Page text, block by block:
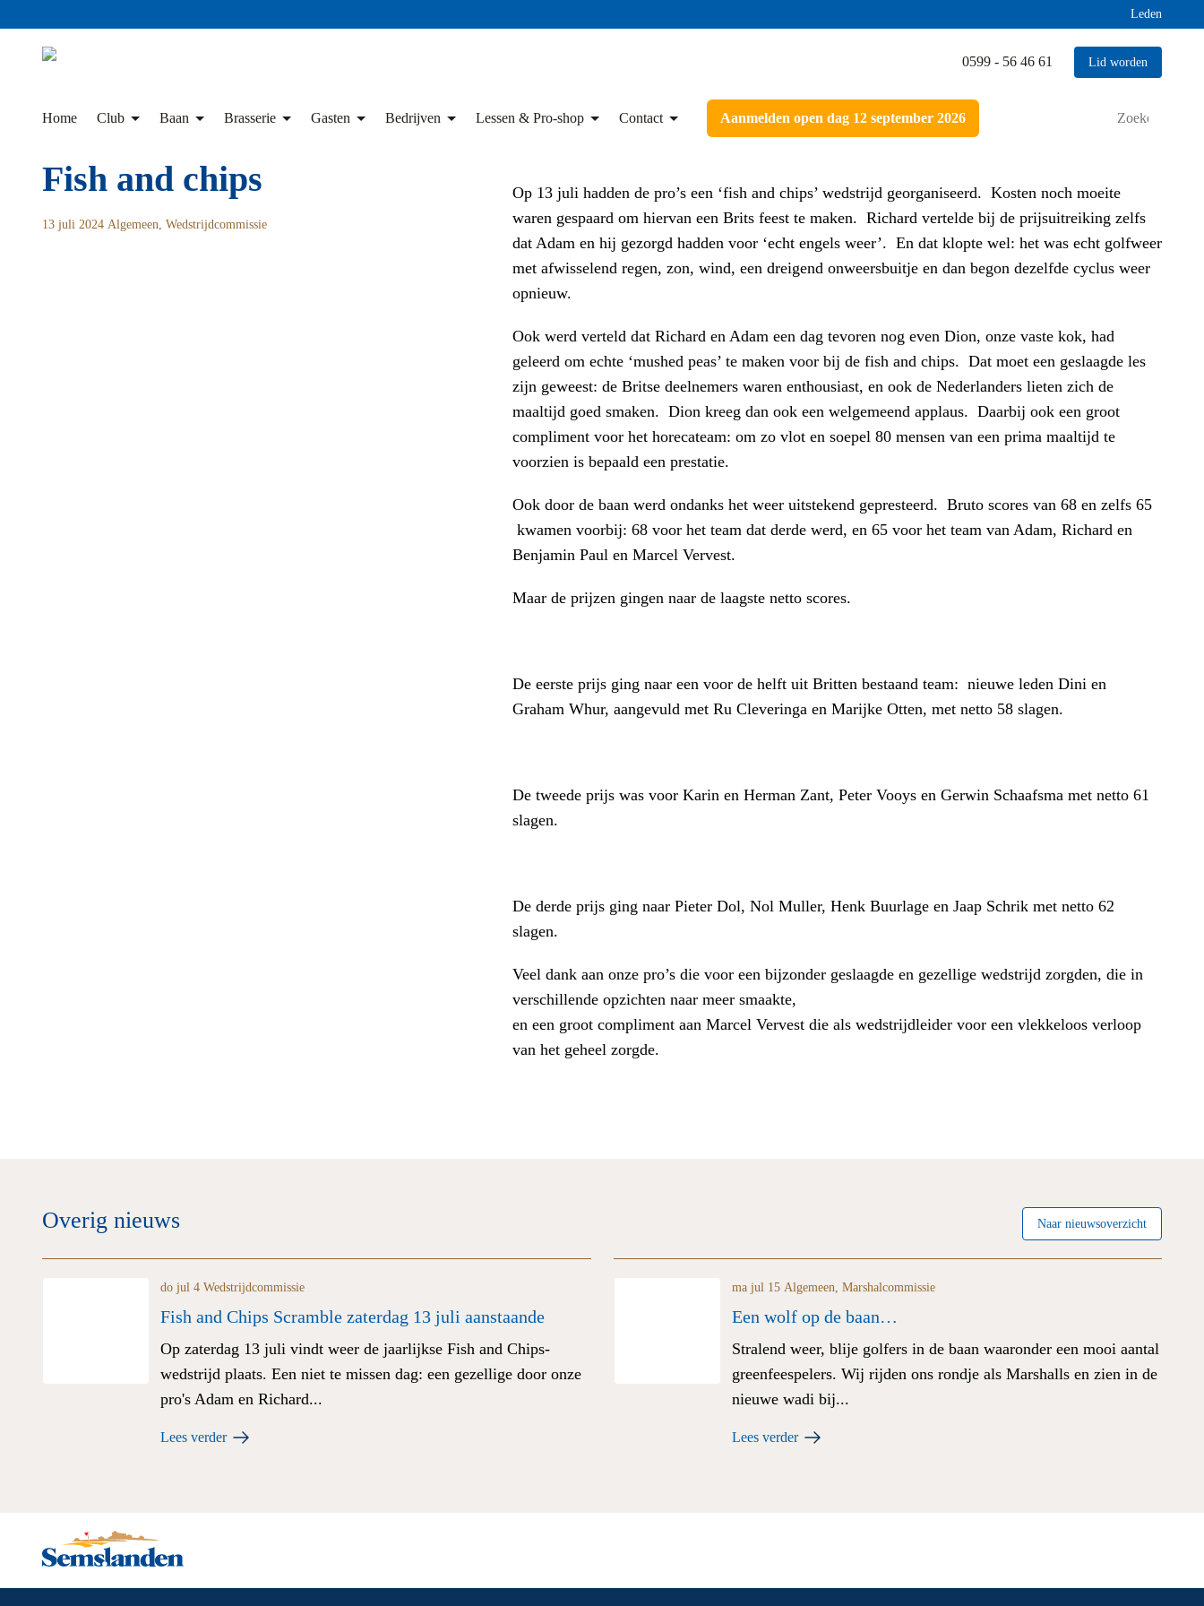
Leden
0599 - 56 46 61 Lid worden
Home Club Baan Brasserie Gasten Bedrijven Lessen & Pro-shop Contact Aanmelden open dag 12 september 2026
Fish and chips
13 juli 2024 Algemeen, Wedstrijdcommissie
Op 13 juli hadden de pro’s een ‘fish and chips’ wedstrijd georganiseerd. Kosten noch moeite
waren gespaard om hiervan een Brits feest te maken. Richard vertelde bij de prijsuitreiking zelfs
dat Adam en hij gezorgd hadden voor ‘echt engels weer’. En dat klopte wel: het was echt golfweer
met afwisselend regen, zon, wind, een dreigend onweersbuitje en dan begon dezelfde cyclus weer
opnieuw.
Ook werd verteld dat Richard en Adam een dag tevoren nog even Dion, onze vaste kok, had
geleerd om echte ‘mushed peas’ te maken voor bij de fish and chips. Dat moet een geslaagde les
zijn geweest: de Britse deelnemers waren enthousiast, en ook de Nederlanders lieten zich de
maaltijd goed smaken. Dion kreeg dan ook een welgemeend applaus. Daarbij ook een groot
compliment voor het horecateam: om zo vlot en soepel 80 mensen van een prima maaltijd te
voorzien is bepaald een prestatie.
Ook door de baan werd ondanks het weer uitstekend gepresteerd. Bruto scores van 68 en zelfs 65
kwamen voorbij: 68 voor het team dat derde werd, en 65 voor het team van Adam, Richard en
Benjamin Paul en Marcel Vervest.
Maar de prijzen gingen naar de laagste netto scores.
De eerste prijs ging naar een voor de helft uit Britten bestaand team: nieuwe leden Dini en
Graham Whur, aangevuld met Ru Cleveringa en Marijke Otten, met netto 58 slagen.
De tweede prijs was voor Karin en Herman Zant, Peter Vooys en Gerwin Schaafsma met netto 61
slagen.
De derde prijs ging naar Pieter Dol, Nol Muller, Henk Buurlage en Jaap Schrik met netto 62
slagen.
Veel dank aan onze pro’s die voor een bijzonder geslaagde en gezellige wedstrijd zorgden, die in
verschillende opzichten naar meer smaakte,
en een groot compliment aan Marcel Vervest die als wedstrijdleider voor een vlekkeloos verloop
van het geheel zorgde.
Overig nieuws Naar nieuwsoverzicht
do jul 4Wedstrijdcommissie
Fish and Chips Scramble zaterdag 13 juli aanstaande
Op zaterdag 13 juli vindt weer de jaarlijkse Fish and Chips-
wedstrijd plaats. Een niet te missen dag: een gezellige door onze
pro's Adam en Richard...
Lees verder
ma jul 15 Algemeen Marshalcommissie
Een wolf op de baan…
Stralend weer, blije golfers in de baan waaronder een mooi aantal
greenfeespelers. Wij rijden ons rondje als Marshalls en zien in de
nieuwe wadi bij...
Lees verder